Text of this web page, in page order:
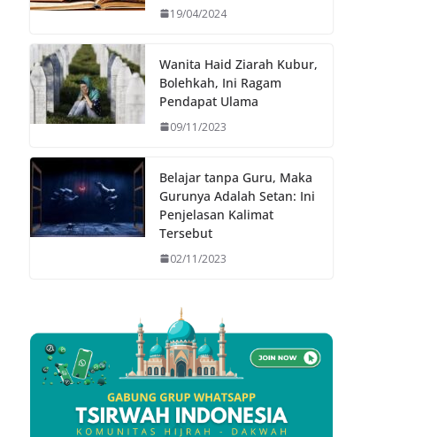
19/04/2024
Wanita Haid Ziarah Kubur,
Bolehkah, Ini Ragam
Pendapat Ulama
09/11/2023
Belajar tanpa Guru, Maka
Gurunya Adalah Setan: Ini
Penjelasan Kalimat
Tersebut
02/11/2023